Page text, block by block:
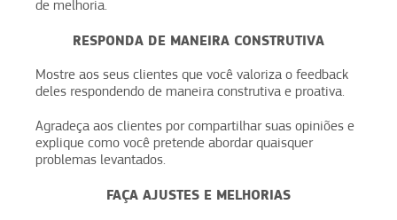
de melhoria.
RESPONDA DE MANEIRA CONSTRUTIVA
Mostre aos seus clientes que você valoriza o feedback
deles respondendo de maneira construtiva e proativa.
Agradeça aos clientes por compartilhar suas opiniões e
explique como você pretende abordar quaisquer
problemas levantados.
FAÇA AJUSTES E MELHORIAS